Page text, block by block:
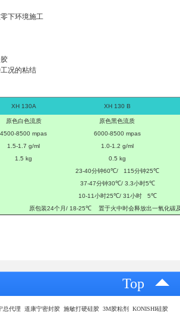
下环境施工
况的粘结
XH 130A XH 130 B
原色白色流质 原色黑色流质
4500-8500 mpas
6000-8500 mpas
1.5-1.7 g/ml
1.0-1.2 g/ml
1.5 kg
0.5 kg
23-40分钟60℃/ 115分钟25℃
37-47分钟30℃/ 3.3小时5℃
10-11小时25℃/ 31小时5℃
原包装24个月/ 18-25℃ 置于火中时会释放出一氧化碳
Top
总代理 道康宁密封胶 施敏打硬硅胶 3M胶粘剂 KONISHI硅胶